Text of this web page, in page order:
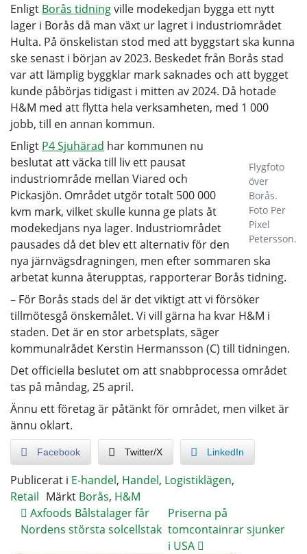
Enligt Borås tidningville modekedjan bygga ett nytt
lager i Borås då man växt ur lagret i industriområdet
Hulta. På önskelistan stod med att byggstart ska kunna
ske senast i början av 2023. Beskedet från Borås stad
var att lämplig byggklar mark saknades och att bygget
kunde påbörjas tidigast i mitten av 2024. Då hotade
H&M med att flytta hela verksamheten, med 1 000
jobb, till en annan kommun.
Flygfoto
över
Borås.
Foto Per
Pixel
Petersson.
Enligt P4 Sjuhärad har kommunen nu
beslutat att väcka till liv ett pausat
industriområde mellan Viared och
Pickasjön. Området utgör totalt 500 000
kvm mark, vilket skulle kunna ge plats åt
modekedjans nya lager. Industriområdet
pausades då det blev ett alternativ för den
nya järnvägsdragningen, men efter sommaren ska
arbetat kunna återupptas, rapporterar Borås tidning.
– För Borås stads del är det viktigt att vi försöker
tillmötesgå önskemålet. Vi vill gärna ha kvar H&M i
staden. Det är en stor arbetsplats, säger
kommunalrådet Kerstin Hermansson (C) till tidningen.
Det officiella beslutet om att snabbprocessa området
tas på måndag, 25 april.
Ännu ett företag är påtänkt för området, men vilket är
ännu oklart.
Facebook Twitter/X LinkedIn
Publicerat i E-handel, Handel, Logistiklägen,
Retail Märkt Borås, H&M
Axfoods Bålstalager får
Nordens största solcellstak
Priserna på
tomcontainrar sjunker
i USA